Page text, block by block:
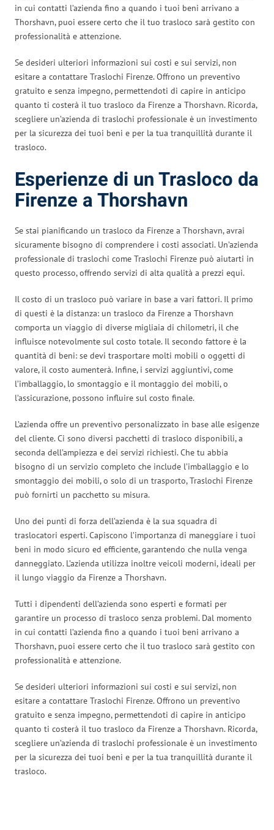
in cui contatti l’azienda fino a quando i tuoi beni arrivano a
Thorshavn, puoi essere certo che il tuo trasloco sarà gestito con
professionalità e attenzione.
Se desideri ulteriori informazioni sui costi e sui servizi, non
esitare a contattare Traslochi Firenze. Offrono un preventivo
gratuito e senza impegno, permettendoti di capire in anticipo
quanto ti costerà il tuo trasloco da Firenze a Thorshavn. Ricorda,
scegliere un’azienda di traslochi professionale è un investimento
per la sicurezza dei tuoi beni e per la tua tranquillità durante il
trasloco.
Esperienze di un Trasloco da
Firenze a Thorshavn
Se stai pianificando un trasloco da Firenze a Thorshavn, avrai
sicuramente bisogno di comprendere i costi associati. Un’azienda
professionale di traslochi come Traslochi Firenze può aiutarti in
questo processo, offrendo servizi di alta qualità a prezzi equi.
Il costo di un trasloco può variare in base a vari fattori. Il primo
di questi è la distanza: un trasloco da Firenze a Thorshavn
comporta un viaggio di diverse migliaia di chilometri, il che
influisce notevolmente sul costo totale. Il secondo fattore è la
quantità di beni: se devi trasportare molti mobili o oggetti di
valore, il costo aumenterà. Infine, i servizi aggiuntivi, come
l’imballaggio, lo smontaggio e il montaggio dei mobili, o
l’assicurazione, possono influire sul costo finale.
L’azienda offre un preventivo personalizzato in base alle esigenze
del cliente. Ci sono diversi pacchetti di trasloco disponibili, a
seconda dell’ampiezza e dei servizi richiesti. Che tu abbia
bisogno di un servizio completo che include l’imballaggio e lo
smontaggio dei mobili, o solo di un trasporto, Traslochi Firenze
può fornirti un pacchetto su misura.
Uno dei punti di forza dell’azienda è la sua squadra di
traslocatori esperti. Capiscono l’importanza di maneggiare i tuoi
beni in modo sicuro ed efficiente, garantendo che nulla venga
danneggiato. L’azienda utilizza inoltre veicoli moderni, ideali per
il lungo viaggio da Firenze a Thorshavn.
Tutti i dipendenti dell’azienda sono esperti e formati per
garantire un processo di trasloco senza problemi. Dal momento
in cui contatti l’azienda fino a quando i tuoi beni arrivano a
Thorshavn, puoi essere certo che il tuo trasloco sarà gestito con
professionalità e attenzione.
Se desideri ulteriori informazioni sui costi e sui servizi, non
esitare a contattare Traslochi Firenze. Offrono un preventivo
gratuito e senza impegno, permettendoti di capire in anticipo
quanto ti costerà il tuo trasloco da Firenze a Thorshavn. Ricorda,
scegliere un’azienda di traslochi professionale è un investimento
per la sicurezza dei tuoi beni e per la tua tranquillità durante il
trasloco.